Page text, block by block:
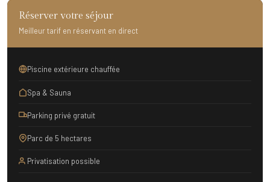
Réserver votre séjour
Meilleur tarif en réservant en direct
Piscine extérieure chauffée
Spa & Sauna
Parking privé gratuit
Parc de 5 hectares
Privatisation possible